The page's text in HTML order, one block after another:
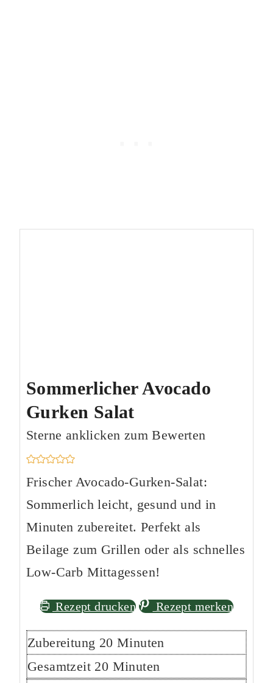
Sommerlicher Avocado
Gurken Salat
Sterne anklicken zum Bewerten
Frischer Avocado-Gurken-Salat:
Sommerlich leicht, gesund und in
Minuten zubereitet. Perfekt als
Beilage zum Grillen oder als schnelles
Low-Carb Mittagessen!
Rezept drucken Rezept merken
Zubereitung 20Minuten
Minuten
Gesamtzeit 20Minuten
Minuten